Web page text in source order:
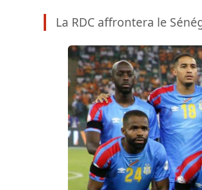
La RDC affrontera le